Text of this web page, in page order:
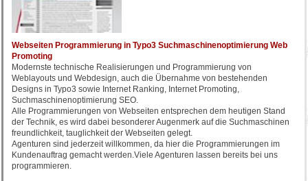
Webseiten Programmierung in Typo3 Suchmaschinenoptimierung Web
Promoting
Modernste technische Realisierungen und Programmierung von
Weblayouts und Webdesign, auch die Übernahme von bestehenden
Designs in Typo3 sowie Internet Ranking, Internet Promoting,
Suchmaschinenoptimierung SEO.
Alle Programmierungen von Webseiten entsprechen dem heutigen Stand
der Technik, es wird dabei besonderer Augenmerk auf die Suchmaschinen
freundlichkeit, tauglichkeit der Webseiten gelegt.
Agenturen sind jederzeit willkommen, da hier die Programmierungen im
Kundenauftrag gemacht werden.Viele Agenturen lassen bereits bei uns
programmieren.